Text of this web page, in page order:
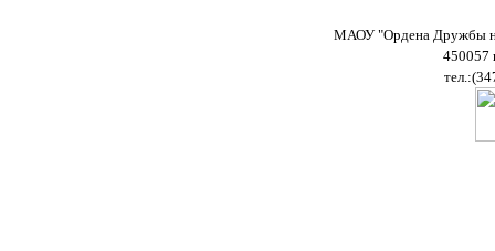
МАОУ "Ордена Дружбы
450057